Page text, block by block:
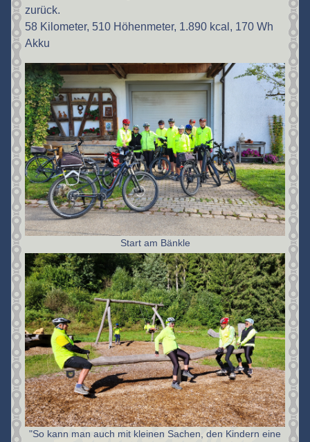
zurück.
58 Kilometer, 510 Höhenmeter, 1.890 kcal, 170 Wh
Akku
Start am Bänkle
"So kann man auch mit kleinen Sachen, den Kindern eine